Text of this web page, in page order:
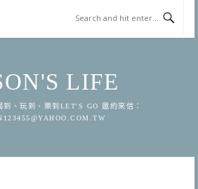
LIFE
到、玩到、樂到LET'S GO 邀約來信：